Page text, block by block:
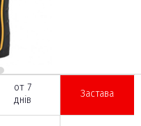
от 7
днів
Застава